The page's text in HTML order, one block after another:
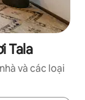
Tala
và các loại